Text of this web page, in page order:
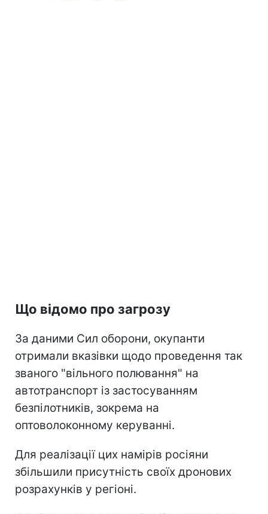
Що відомо про загрозу
За даними Сил оборони, окупанти
отримали вказівки щодо проведення так
званого "вільного полювання" на
автотранспорт із застосуванням
безпілотників, зокрема на
оптоволоконному керуванні.
Для реалізації цих намірів росіяни
збільшили присутність своїх дронових
розрахунків у регіоні.